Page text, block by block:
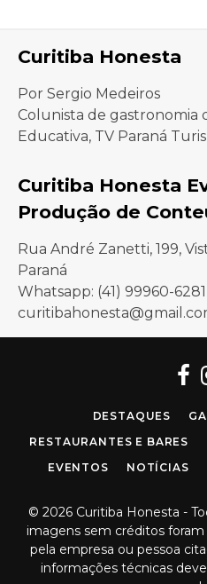
Curitiba Honesta
Por Sergio Medeiros
Colunista de gastronomia
Educativa, TV Paraná
Curitiba Honesta
Produção de
Rua André Zanetti, 199,
Paraná
Whatsapp: (41) 99960-6281
DESTAQUES
RESTAURANTES E BARES
EVENTOS
NOTÍCIAS
© 2026 Curitiba Honesta -
imagens sem créditos
pela empresa ou pessoa
informações técnicas